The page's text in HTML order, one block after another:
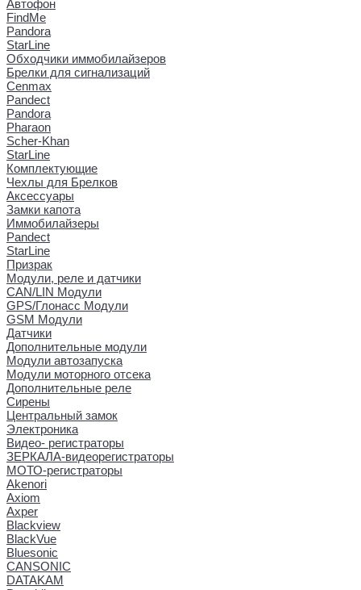
Автофон
FindMe
Pandora
StarLine
Обходчики иммобилайзеров
Брелки для сигнализаций
Cenmax
Pandect
Pandora
Pharaon
Scher-Khan
StarLine
Комплектующие
Чехлы для Брелков
Аксессуары
Замки капота
Иммобилайзеры
Pandect
StarLine
Призрак
Модули, реле и датчики
CAN/LIN Модули
GPS/Глонасс Модули
GSM Модули
Датчики
Дополнительные модули
Модули автозапуска
Модули моторного отсека
Дополнительные реле
Сирены
Центральный замок
Электроника
Видео- регистраторы
ЗЕРКАЛА-видеорегистраторы
МОТО-регистраторы
Akenori
Axiom
Axper
Blackview
BlackVue
Bluesonic
CANSONIC
DATAKAM